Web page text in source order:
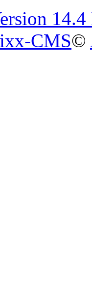
CMS©